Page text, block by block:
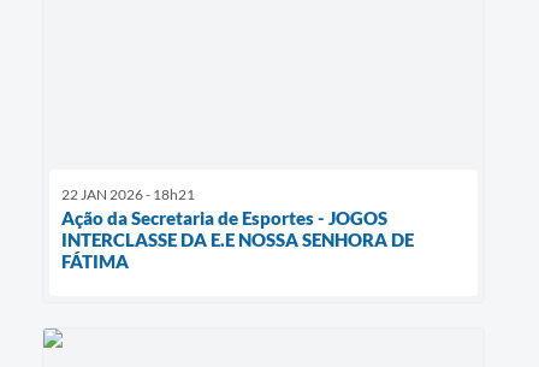
22 JAN 2026 - 18h21
Ação da Secretaria de Esportes - JOGOS
INTERCLASSE DA E.E NOSSA SENHORA DE
FÁTIMA